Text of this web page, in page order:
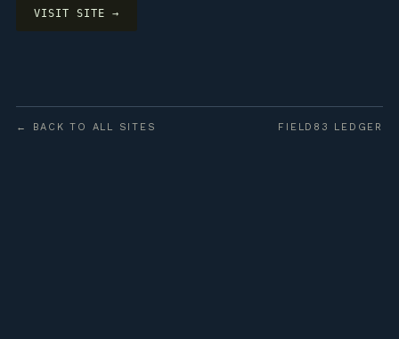
VISIT SITE →
← BACK TO ALL SITES FIELD83 LEDGER